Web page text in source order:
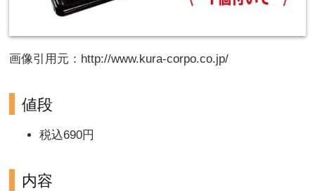
画像引用元：http://www.kura-corpo.co.jp/
値段
税込690円
内容